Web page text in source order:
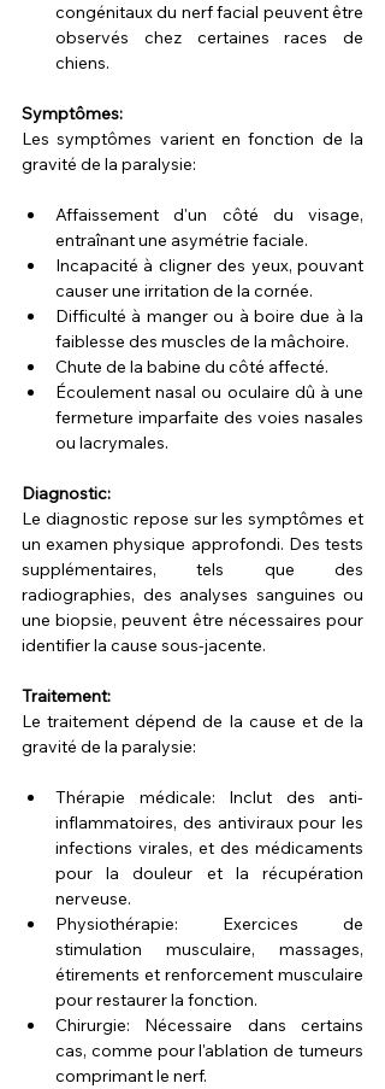
congénitaux du nerf facial peuvent être
observés chez certaines races de
chiens.
Symptômes:
Les symptômes varient en fonction de la
gravité de la paralysie:
Affaissement d'un côté du visage,
entraînant une asymétrie faciale.
Incapacité à cligner des yeux, pouvant
causer une irritation de la cornée.
Difficulté à manger ou à boire due à la
faiblesse des muscles de la mâchoire.
Chute de la babine du côté affecté.
Écoulement nasal ou oculaire dû à une
fermeture imparfaite des voies nasales
ou lacrymales.
Diagnostic:
Le diagnostic repose sur les symptômes et
un examen physique approfondi. Des tests
supplémentaires, tels que des
radiographies, des analyses sanguines ou
une biopsie, peuvent être nécessaires pour
identifier la cause sous-jacente.
Traitement:
Le traitement dépend de la cause et de la
gravité de la paralysie:
Thérapie médicale: Inclut des anti-
inflammatoires, des antiviraux pour les
infections virales, et des médicaments
pour la douleur et la récupération
nerveuse.
Physiothérapie: Exercices de
stimulation musculaire, massages,
étirements et renforcement musculaire
pour restaurer la fonction.
Chirurgie: Nécessaire dans certains
cas, comme pour l'ablation de tumeurs
comprimant le nerf.